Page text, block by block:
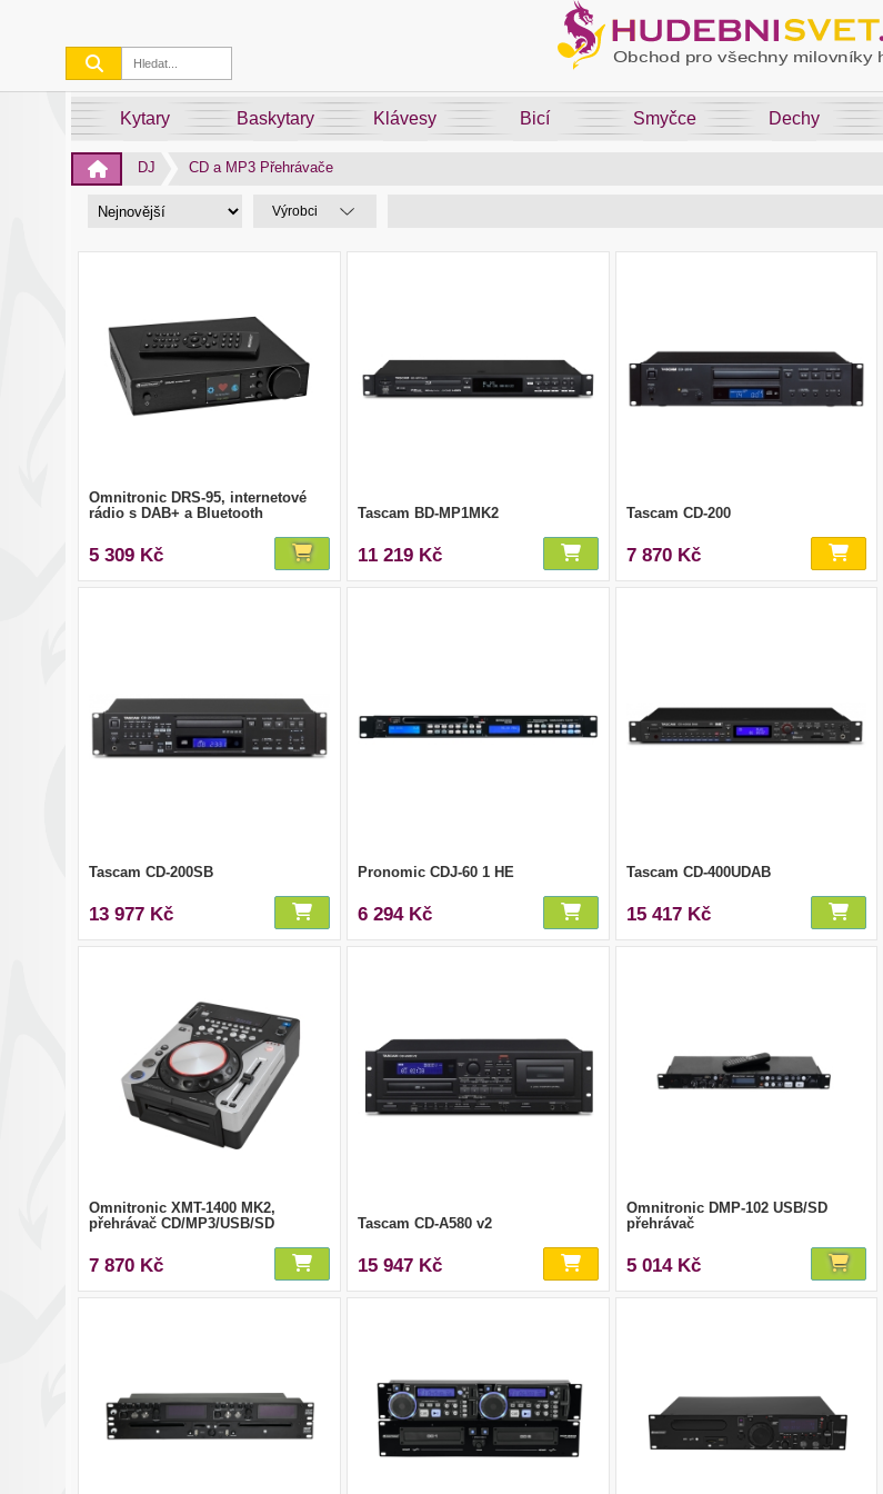
Kytary Baskytary Klávesy Bicí Smyčce Dechy
DJ CD a MP3 Přehrávače
Výrobci
Omnitronic DRS-95, internetové
rádio s DAB+ a Bluetooth
5 309 Kč
Tascam BD-MP1MK2
11 219 Kč
Tascam CD-200
7 870 Kč
Tascam CD-200SB
13 977 Kč
Pronomic CDJ-60 1 HE
6 294 Kč
Tascam CD-400UDAB
15 417 Kč
Omnitronic XMT-1400 MK2,
přehrávač CD/MP3/USB/SD
7 870 Kč
Tascam CD-A580 v2
15 947 Kč
Omnitronic DMP-102 USB/SD
přehrávač
5 014 Kč